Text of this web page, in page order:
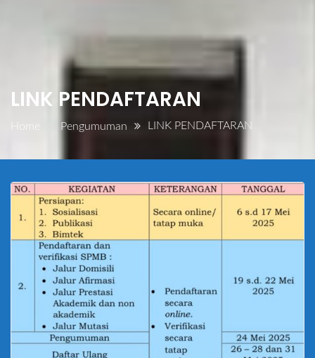
LINK PENDAFTARAN
Home Pengumuman LINK PENDAFTARAN